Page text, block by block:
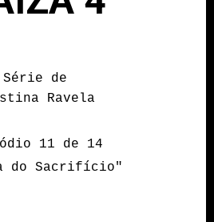
Série de
Ravela
11 de 14
do Sacrifício"